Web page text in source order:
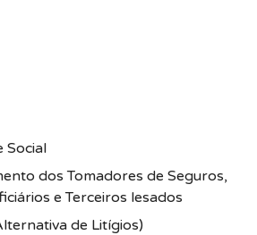
Social
dos Tomadores de Seguros,
e Terceiros lesados
de Litígios)